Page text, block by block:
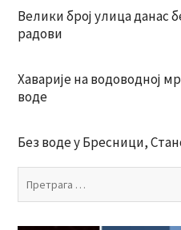
Велики број улица данас
радови
Хаварије на водоводној
воде
Без воде у Бресници,